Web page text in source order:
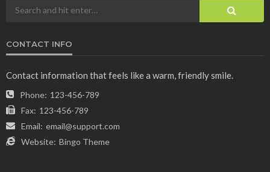
CONTACT INFO
Contact information that feels like a warm, friendly smile.
Phone: 123-456-789
Fax: 123-456-789
Email: email@support.com
Website: Bingo Theme